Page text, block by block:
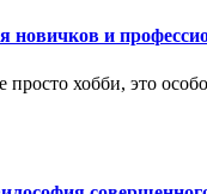
новичков и
хобби, это